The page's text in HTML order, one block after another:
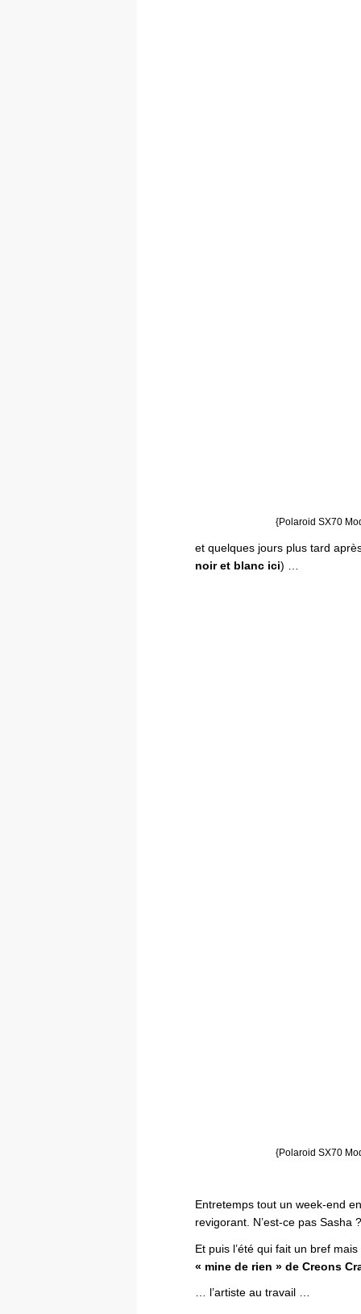
{Polaroid SX70
et quelques jours plus tard
noir et blanc ici) …
{Polaroid SX70
Entretemps tout un week-end
revigorant. N’est-ce pas Sasha
Et puis l’été qui fait un bref
« mine de rien » de Creons
… l’artiste au travail …